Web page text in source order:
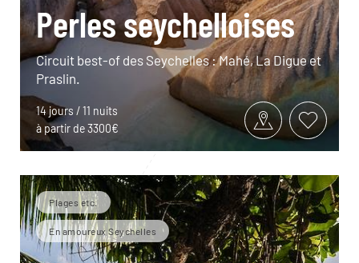
Perles seychelloises
Circuit best-of des Seychelles : Mahé, La Digue et
Praslin.
14 jours / 11 nuits
à partir de 3300€
Plages etc.
En amoureux Seychelles